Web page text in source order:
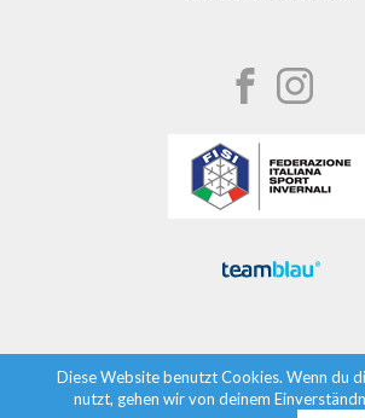
Diese Website benutzt Cookies. Wenn du
nutzt, gehen wir von deinem